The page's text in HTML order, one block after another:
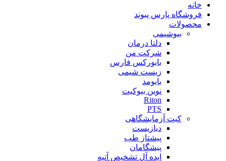
خانه
فروشگاه پارس پیوند
محصولات
بیوشیمی
دلتا درمان
شرکت من
بایورکس فارس
زیست شیمی
بایومد
نوین بیوکیت
Riton
PTS
کیت آزمایشگاهی
دیازیست
پیشتاز طب
پیشگامان
ایده آل تشخیص آتیه